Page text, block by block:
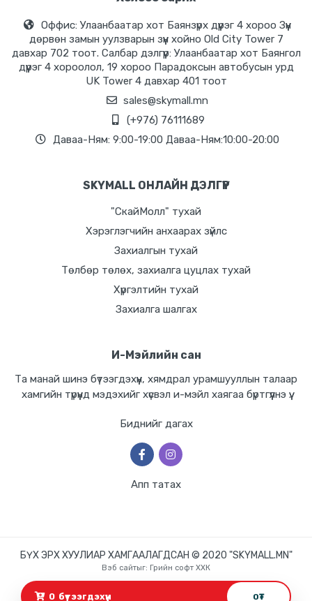
Оффис: Улаанбаатар хот Баянзүрх дүүрэг 4 хороо Зүүн
дөрвөн замын уулзварын зүүн хойно Old City Tower 7
давхар 702 тоот. Салбар дэлгүүр: Улаанбаатар хот Баянгол
дүүрэг 4 хороолол, 19 хороо Парадоксын автобусын урд
UK Tower 4 давхар 401 тоот
sales@skymall.mn
(+976) 76111689
Даваа-Ням: 9:00-19:00 Даваа-Ням:10:00-20:00
SKYMALL ОНЛАЙН ДЭЛГҮҮР
"СкайМолл" тухай
Хэрэглэгчийн анхаарах зүйлс
Захиалгын тухай
Төлбөр төлөх, захиалга цуцлах тухай
Хүргэлтийн тухай
Захиалга шалгах
И-Мэйлийн сан
Та манай шинэ бүтээгдэхүүн, хямдрал урамшууллын талаар
хамгийн түрүүнд мэдэхийг хүсвэл и-мэйл хаягаа бүртгүүлнэ үү.
Биднийг дагах
Апп татах
БҮХ ЭРХ ХУУЛИАР ХАМГААЛАГДСАН © 2020 "SKYMALL.MN"
Вэб сайтыг: Грийн софт ХХК
Дуудлагын төв
0 бүтээгдэхүүн 0₮